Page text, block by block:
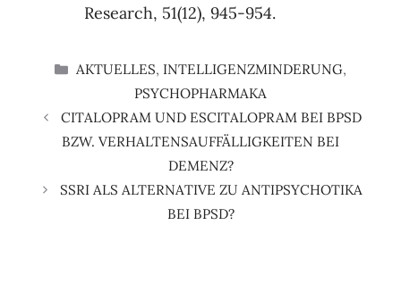
Research, 51(12), 945-954.
KATEGORIEN
AKTUELLES, INTELLIGENZMINDERUNG,
PSYCHOPHARMAKA
CITALOPRAM UND ESCITALOPRAM BEI BPSD
BZW. VERHALTENSAUFFÄLLIGKEITEN BEI
DEMENZ?
SSRI ALS ALTERNATIVE ZU ANTIPSYCHOTIKA
BEI BPSD?